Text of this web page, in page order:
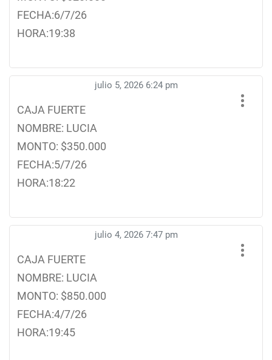
FECHA:6/7/26
HORA:19:38
julio 5, 2026 6:24 pm
CAJA FUERTE
NOMBRE: LUCIA
MONTO: $350.000
FECHA:5/7/26
HORA:18:22
julio 4, 2026 7:47 pm
CAJA FUERTE
NOMBRE: LUCIA
MONTO: $850.000
FECHA:4/7/26
HORA:19:45